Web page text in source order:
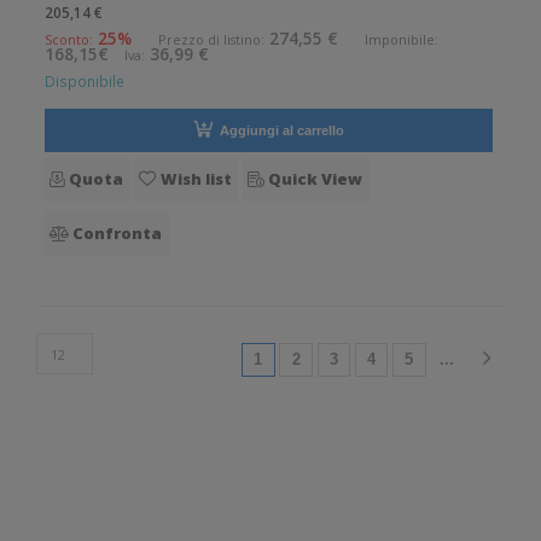
con adesivo permanente. Diametro interno: 25 mm. Diametro
esterno: 1
205,14 €
Sconto: 25% Prezzo di listino: 274,55 € Imponibile:
168,15€ Iva: 36,99 €
Disponibile
Aggiungi al carrello
Quota Wish list Quick View
Confronta
1 (current)
2 3 4 5 ...